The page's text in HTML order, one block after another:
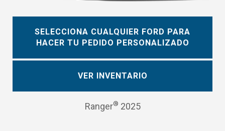
SELECCIONA CUALQUIER FORD PARA
HACER TU PEDIDO PERSONALIZADO
VER INVENTARIO
Ranger® 2025